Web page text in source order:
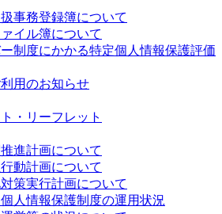
事務登録簿について
イル簿について
制度にかかる特定個人情報保護評価
用のお知らせ
・リーフレット
進計画について
動計画について
策実行計画について
人情報保護制度の運用状況